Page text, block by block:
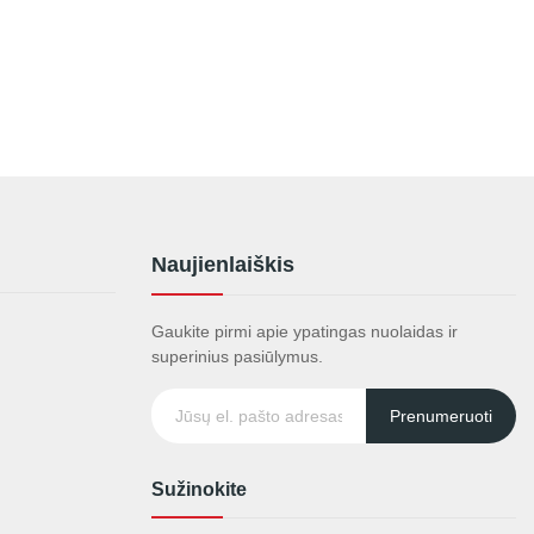
Naujienlaiškis
Gaukite pirmi apie ypatingas nuolaidas ir
superinius pasiūlymus.
Prenumeruoti
Sužinokite